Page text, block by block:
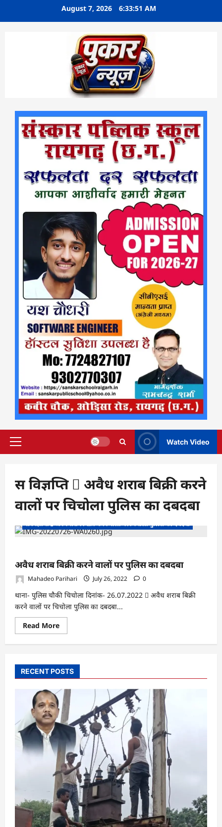
August 7, 2026 6:33:51 AM
Primary
Watch Video
स विज्ञप्ति  अवैध शराब बिक्री करने
वालों पर चिचोला पुलिस का दबदबा
स विज्ञप्ति  अवैध शराब बिक्री करने वालों पर चिचोला पुलिस का दबदबा
अवैध शराब बिक्री करने वालों पर पुलिस का दबदबा
Mahadeo Parihari July 26, 2022 0
थाना- पुलिस चौकी चिचोला दिनांक- 26.07.2022  अवैध शराब बिक्री
करने वालों पर चिचोला पुलिस का दबदबा...
Read MoreRead
more
<br>अवैध
करने
वालों
पर
पुलिस
का
दबदबा
RECENT POSTS